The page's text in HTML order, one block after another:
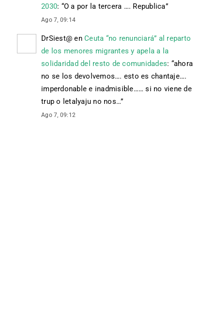
2030: “O a por la tercera …. Republica”
Ago 7, 09:14
DrSiest@ en Ceuta “no renunciará” al reparto
de los menores migrantes y apela a la
solidaridad del resto de comunidades: “ahora
no se los devolvemos…. esto es chantaje….
imperdonable e inadmisible…… si no viene de
trup o letalyaju no nos…”
Ago 7, 09:12